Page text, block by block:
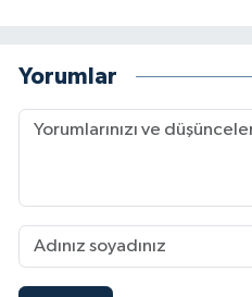
Yorumlar